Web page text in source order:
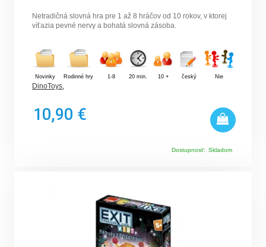
Netradičná slovná hra pre 1 až 8 hráčov od 10 rokov, v ktorej
víťazia pevné nervy a bohatá slovná zásoba.
Novinky Rodinné hry 1-8 20 min. 10 + český Nie
DinoToys
10,90 €
Dostupnosť: Skladom